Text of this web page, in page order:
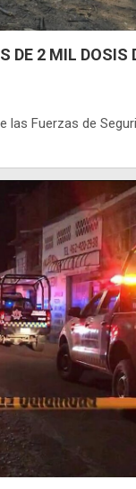
DE 2 MIL DOSIS
las Fuerzas de